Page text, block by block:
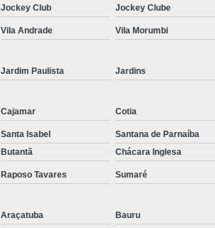
Corte a Laser Chapa Aço
Corte a Laser em Chapa
Solda a Laser
Corte a Laser em Chapa de
Corte Chapa a Laser
Corte de Chapa a Laser
Corte
Jockey Club Jockey Clube
Vila Andrade Vila Morumbi
Jardim Paulista Jardins
Cajamar Cotia
Santa Isabel Santana de Parnaíba
Butantã Chácara Inglesa
Raposo Tavares Sumaré
Araçatuba Bauru